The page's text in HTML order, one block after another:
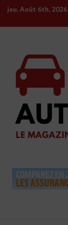
Skip
content
jeu. Août 6th, 2026